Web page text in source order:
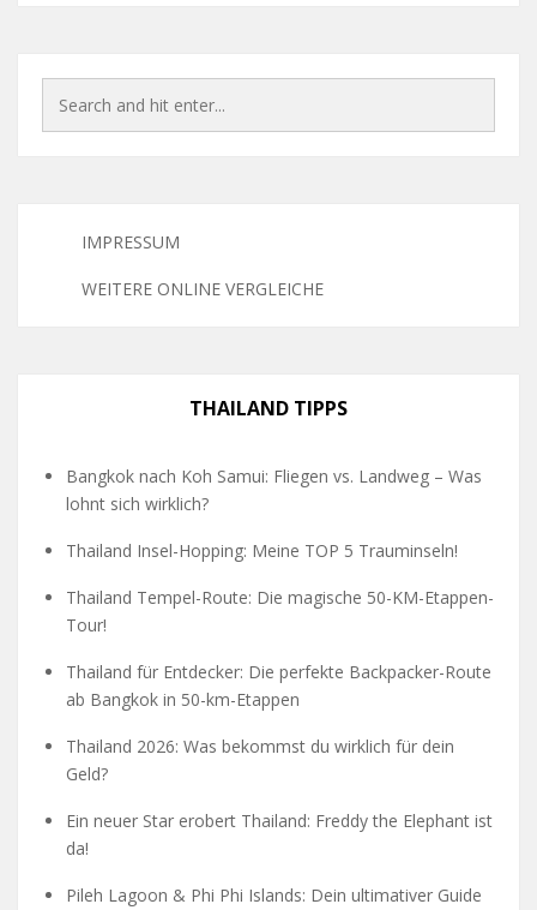
IMPRESSUM
WEITERE ONLINE VERGLEICHE
THAILAND TIPPS
Bangkok nach Koh Samui: Fliegen vs. Landweg – Was
lohnt sich wirklich?
Thailand Insel-Hopping: Meine TOP 5 Trauminseln!
Thailand Tempel-Route: Die magische 50-KM-Etappen-
Tour!
Thailand für Entdecker: Die perfekte Backpacker-Route
ab Bangkok in 50-km-Etappen
Thailand 2026: Was bekommst du wirklich für dein
Geld?
Ein neuer Star erobert Thailand: Freddy the Elephant ist
da!
Pileh Lagoon & Phi Phi Islands: Dein ultimativer Guide